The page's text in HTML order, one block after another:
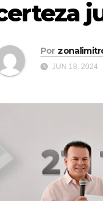
Por
JUN 18, 2024